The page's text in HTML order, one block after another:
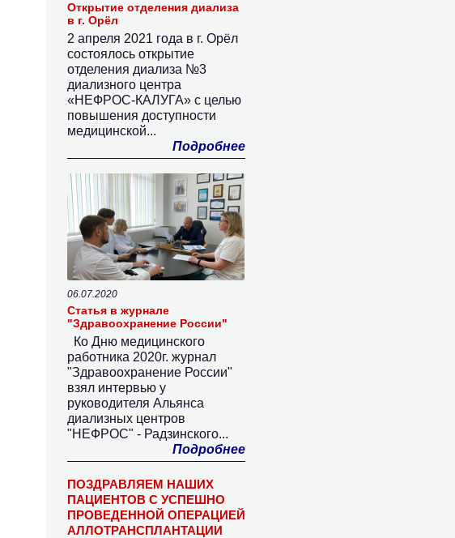
Открытие отделения диализа
в г. Орёл
2 апреля 2021 года в г. Орёл
состоялось открытие
отделения диализа №3
диализного центра
«НЕФРОС-КАЛУГА» с целью
повышения доступности
медицинской...
Подробнее
06.07.2020
Статья в журнале
"Здравоохранение России"
Ко Дню медицинского
работника 2020г. журнал
"Здравоохранение России"
взял интервью у
руководителя Альянса
диализных центров
"НЕФРОС" - Радзинского...
Подробнее
ПОЗДРАВЛЯЕМ НАШИХ
ПАЦИЕНТОВ С УСПЕШНО
ПРОВЕДЕННОЙ ОПЕРАЦИЕЙ
АЛЛОТРАНСПЛАНТАЦИИ